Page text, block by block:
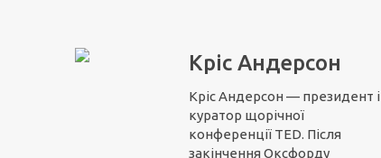
Кріс Андерсон
Кріс Андерсон — президент і
куратор щорічної
конференції TED. Після
закінчення Оксфорду